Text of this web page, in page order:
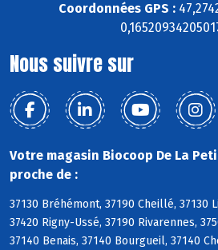
Coordonnées GPS :
Nous suivre sur
Votre magasin Biocoop De La
proche de :
37130 Bréhémont, 37190 Cheillé, 37130
37420 Rigny-Ussé, 37190 Rivarennes,
37140 Benais, 37140 Bourgueil, 37140